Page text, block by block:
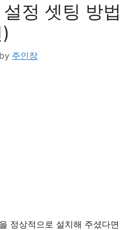
정 셋팅 방법
by 주인장
정상적으로 설치해 주셨다면